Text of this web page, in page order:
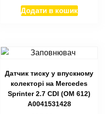
Додати в кошик
Датчик тиску у впускному
колекторі на Mercedes
Sprinter 2.7 CDI (ОМ 612)
А0041531428